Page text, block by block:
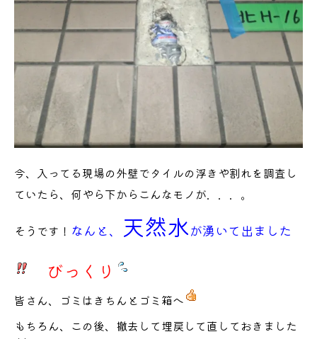
今、入ってる現場の外壁でタイルの浮きや割れを調査し
ていたら、何やら下からこんなモノが．．．。
そうです！ なんと、 天然水が湧いて出ました
びっくり
皆さん、ゴミはきちんとゴミ箱へ
もちろん、この後、撤去して埋戻して直しておきました